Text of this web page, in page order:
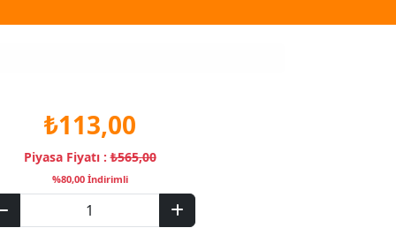
₺113,00
Piyasa Fiyatı :₺565,00
%80,00 İndirimli